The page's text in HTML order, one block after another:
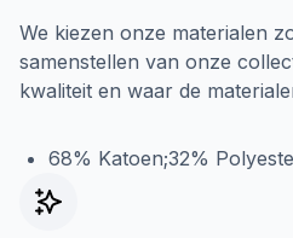
We kiezen onze materialen
samenstellen van onze
kwaliteit en waar de
68% Katoen;32%